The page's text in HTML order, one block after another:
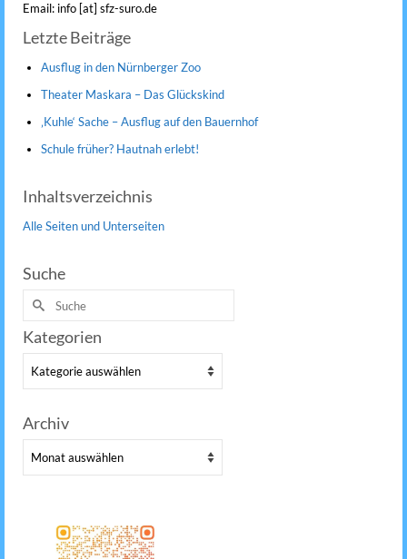
Email: info [at] sfz-suro.de
Letzte Beiträge
Ausflug in den Nürnberger Zoo
Theater Maskara – Das Glückskind
‚Kuhle‘ Sache – Ausflug auf den Bauernhof
Schule früher? Hautnah erlebt!
Inhaltsverzeichnis
Alle Seiten und Unterseiten
Suche
Suche
nach:
Kategorien
Kategorien
Archiv
Archiv